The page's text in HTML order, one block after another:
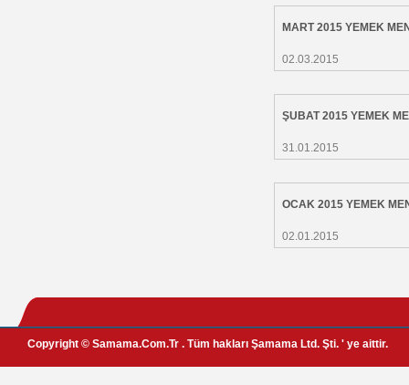
MART 2015 YEMEK
02.03.2015
ŞUBAT 2015 YEMEK
31.01.2015
OCAK 2015 YEMEK
02.01.2015
Copyright © Samama.Com.Tr . Tüm hakları Şamama Ltd. Şti. ' ye aittir.